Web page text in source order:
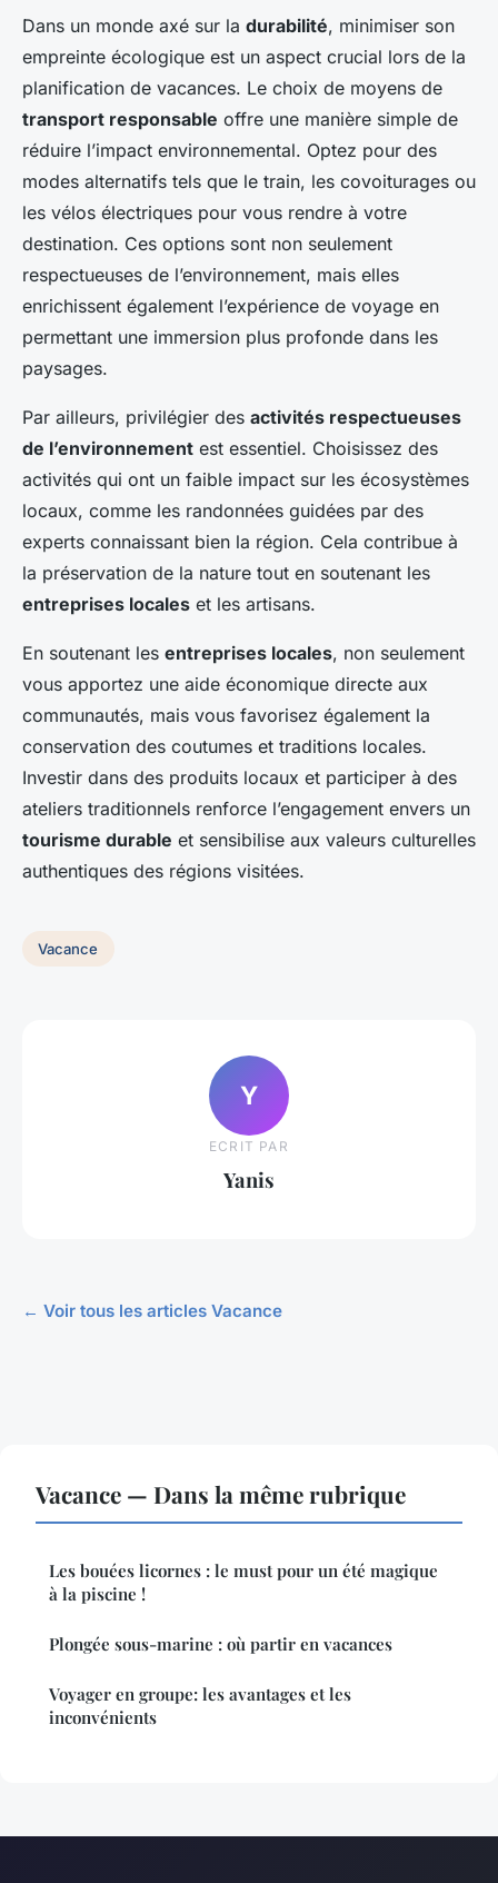
Dans un monde axé sur la durabilité, minimiser son
empreinte écologique est un aspect crucial lors de la
planification de vacances. Le choix de moyens de
transport responsable offre une manière simple de
réduire l’impact environnemental. Optez pour des
modes alternatifs tels que le train, les covoiturages ou
les vélos électriques pour vous rendre à votre
destination. Ces options sont non seulement
respectueuses de l’environnement, mais elles
enrichissent également l’expérience de voyage en
permettant une immersion plus profonde dans les
paysages.
Par ailleurs, privilégier des activités respectueuses
de l’environnement est essentiel. Choisissez des
activités qui ont un faible impact sur les écosystèmes
locaux, comme les randonnées guidées par des
experts connaissant bien la région. Cela contribue à
la préservation de la nature tout en soutenant les
entreprises locales et les artisans.
En soutenant les entreprises locales, non seulement
vous apportez une aide économique directe aux
communautés, mais vous favorisez également la
conservation des coutumes et traditions locales.
Investir dans des produits locaux et participer à des
ateliers traditionnels renforce l’engagement envers un
tourisme durable et sensibilise aux valeurs culturelles
authentiques des régions visitées.
Vacance
Y
ECRIT PAR
Yanis
← Voir tous les articles Vacance
Vacance — Dans la même rubrique
Les bouées licornes : le must pour un été magique
à la piscine !
Plongée sous-marine : où partir en vacances
Voyager en groupe: les avantages et les
inconvénients